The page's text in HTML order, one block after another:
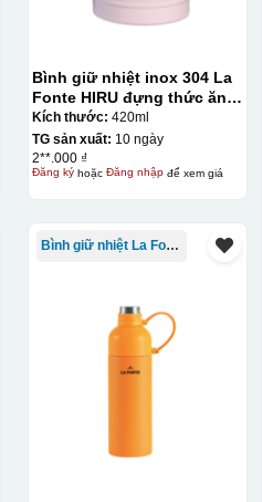
Bình giữ nhiệt inox 304 La
Fonte HIRU đựng thức ăn
420 ml – 012348
Kích thước: 420ml
TG sản xuất: 10 ngày
2**.000 ₫
Đăng kýhoặc Đăng nhậpđể xem giá
Bình giữ nhiệt La Fonte